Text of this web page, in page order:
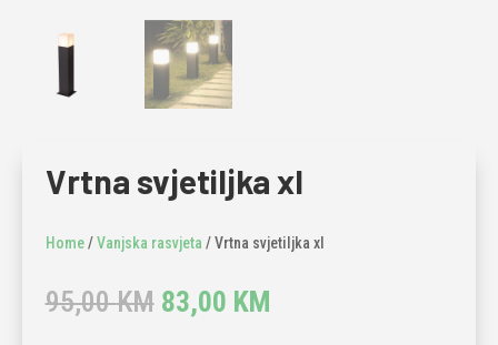
Vrtna svjetiljka xl
Home/Vanjska rasvjeta / Vrtna svjetiljka xl
95,00KM Original
price
83,00 KM